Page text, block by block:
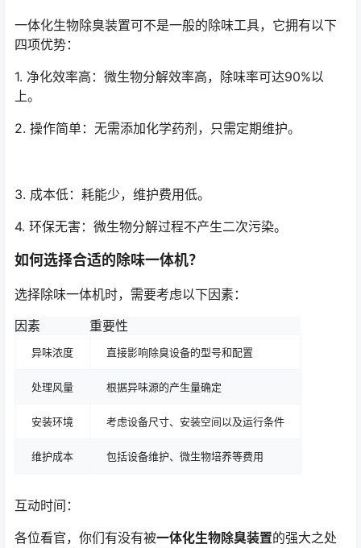
一体化生物除臭装置可不是一般的除味工具，它拥有以下
四项优势：
1. 净化效率高：微生物分解效率高，除味率可达90%以
上。
2. 操作简单：无需添加化学药剂，只需定期维护。
3. 成本低：耗能少，维护费用低。
4. 环保无害：微生物分解过程不产生二次污染。
如何选择合适的除味一体机？
选择除味一体机时，需要考虑以下因素：
因素
重要性
异味浓度 直接影响除臭设备的型号和配置
处理风量 根据异味源的产生量确定
安装环境 考虑设备尺寸、安装空间以及运行条件
维护成本 包括设备维护、微生物培养等费用
互动时间：
各位看官，你们有没有被一体化生物除臭装置的强大之处